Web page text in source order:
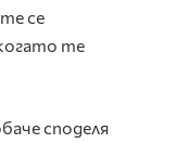
се
те
споделя